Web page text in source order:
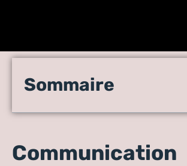
Développez votre
communication sur
Sommaire
Communication